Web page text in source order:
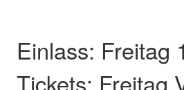
Einlass: Freitag
Tickets: Freitag